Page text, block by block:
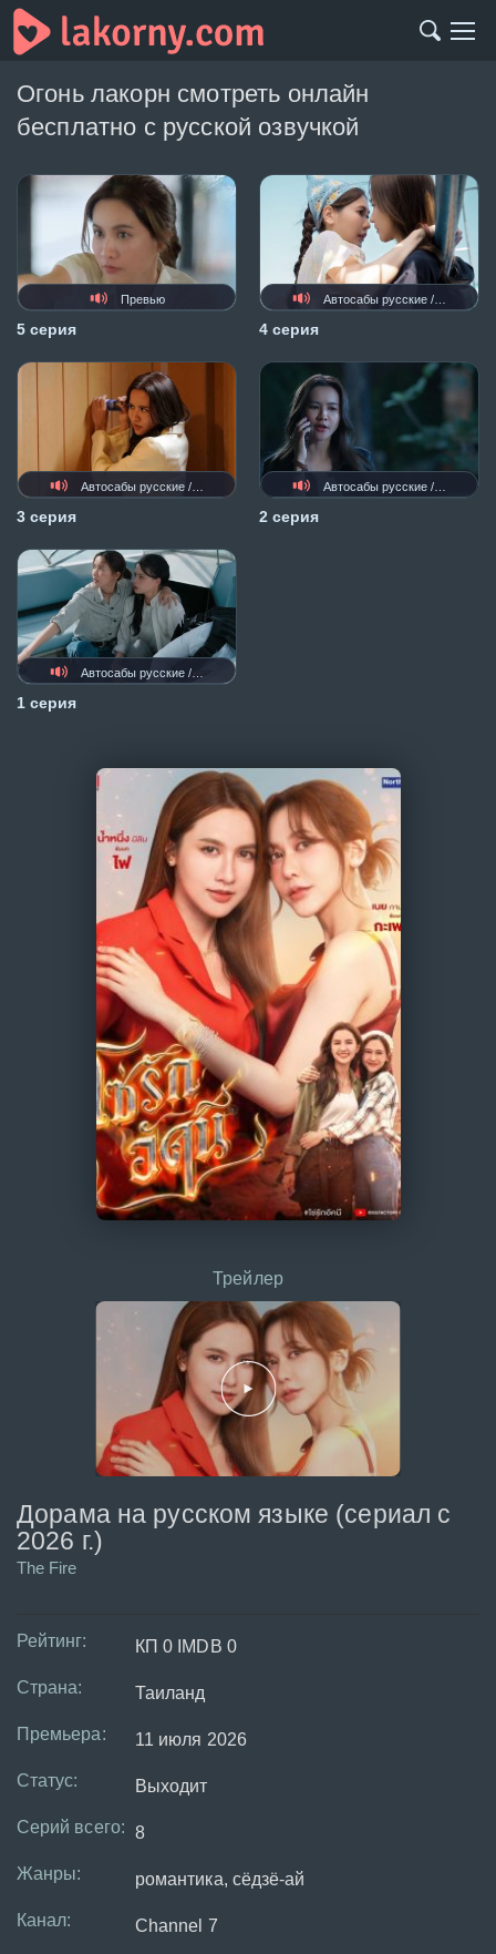
Огонь лакорн смотреть онлайн
бесплатно с русской озвучкой
Превью
5 серия
Автосабы русские / украинские
4 серия
Автосабы русские / украинские
3 серия
Автосабы русские / украинские
2 серия
Автосабы русские / украинские
1 серия
Дорама на русском языке (сериал с
2026 г.)
The Fire
Рейтинг: КП 0 IMDB 0
Страна: Таиланд
Премьера: 11 июля 2026
Статус: Выходит
Серий всего: 8
Жанры: романтика, сёдзё-ай
Канал: Channel 7
Трейлер